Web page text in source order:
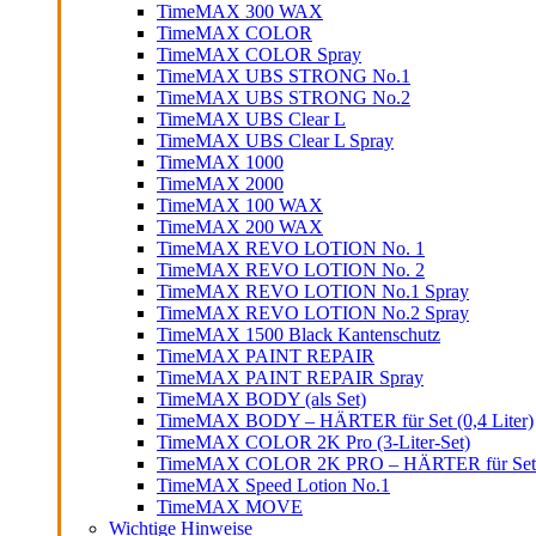
TimeMAX 300 WAX
TimeMAX COLOR
TimeMAX COLOR Spray
TimeMAX UBS STRONG No.1
TimeMAX UBS STRONG No.2
TimeMAX UBS Clear L
TimeMAX UBS Clear L Spray
TimeMAX 1000
TimeMAX 2000
TimeMAX 100 WAX
TimeMAX 200 WAX
TimeMAX REVO LOTION No. 1
TimeMAX REVO LOTION No. 2
TimeMAX REVO LOTION No.1 Spray
TimeMAX REVO LOTION No.2 Spray
TimeMAX 1500 Black Kantenschutz
TimeMAX PAINT REPAIR
TimeMAX PAINT REPAIR Spray
TimeMAX BODY (als Set)
TimeMAX BODY – HÄRTER für Set (0,4 Liter)
TimeMAX COLOR 2K Pro (3-Liter-Set)
TimeMAX COLOR 2K PRO – HÄRTER für
TimeMAX Speed Lotion No.1
TimeMAX MOVE
Wichtige Hinweise